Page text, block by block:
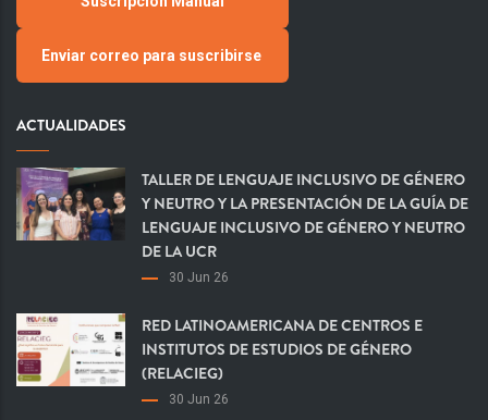
Enviar correo para suscribirse
ACTUALIDADES
TALLER DE LENGUAJE INCLUSIVO DE GÉNERO
Y NEUTRO Y LA PRESENTACIÓN DE LA GUÍA DE
LENGUAJE INCLUSIVO DE GÉNERO Y NEUTRO
DE LA UCR
30 Jun 26
RED LATINOAMERICANA DE CENTROS E
INSTITUTOS DE ESTUDIOS DE GÉNERO
(RELACIEG)
30 Jun 26